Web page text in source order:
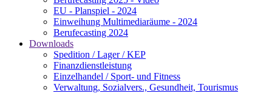
EU - Planspiel - 2024
Einweihung Multimediaräume - 2024
Berufecasting 2024
Downloads
Spedition / Lager / KEP
Finanzdienstleistung
Einzelhandel / Sport- und Fitness
Verwaltung, Sozialvers., Gesundheit, Tourismus